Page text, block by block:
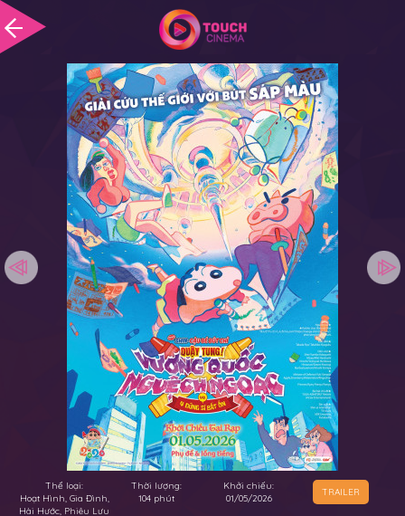
Thể loại:
Hoạt Hình, Gia Đình,
Hài Hước, Phiêu Lưu
Thời lượng:
104 phút
Khởi chiếu:
01/05/2026
TRAILER